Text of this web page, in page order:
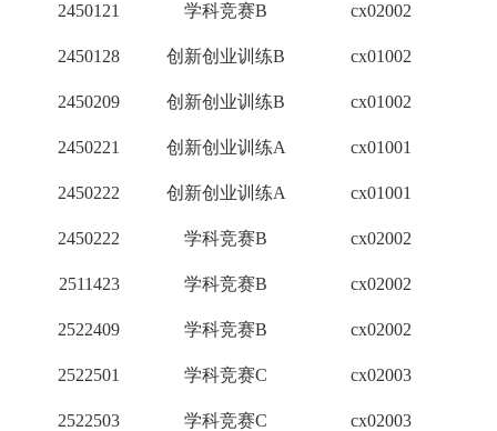
2450121 学科竞赛B cx02002
2450128 创新创业训练B cx01002
2450209 创新创业训练B cx01002
2450221 创新创业训练A cx01001
2450222 创新创业训练A cx01001
2450222 学科竞赛B cx02002
2511423 学科竞赛B cx02002
2522409 学科竞赛B cx02002
2522501 学科竞赛C cx02003
2522503 学科竞赛C cx02003